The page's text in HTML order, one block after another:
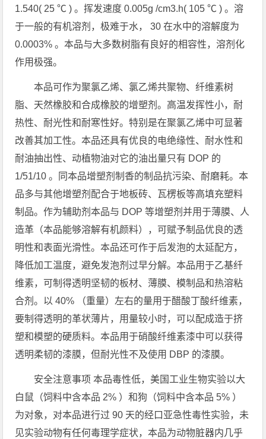
1.540( 25 ℃ ) 。挥发速度 0.005g /cm3.h( 105 ℃ ) 。溶
于一般的有机溶剂，极难于水， 30 在水中的溶解度为
0.0003% 。本品与大多数树脂有良好的相容性，溶剂化
作用极强。
本品可作为聚氯乙烯、氯乙烯共聚物、纤维素树
脂、天然橡胶和合成橡胶的增塑剂。高温发挥性小，耐
热性、耐光性和耐寒性好。特别是在聚氯乙烯中可显著
改善其加工性。本品还具有优良的电绝缘性、耐水性和
耐油抽出性、动植物油对它的油出量只有 DOP 的
1/51/10 。同本品增塑剂制香的制品抗污染、耐磨耗。本
品多与其他增塑剂配合于地板砖、瓦楞板等高填充塑料
制品。作为辅助剂本品与 DOP 等增塑剂并用于薄膜、人
造革（本品能够溶解有机颜料），可赋予制品优良的透
明性和表面光滑性。本品还可作于后发泡的太延配方，
降低加工温度，避免发泡剂过早分解。本品用于乙基纤
维素，可制得透明坚韧的板材、薄膜、模制品和热溶粘
合剂。以 40% （重量）左右的量用于醋酸丁酸纤维素，
要制得透明的革状薄片，用量较小时，可以配成造于挤
塑和模塑的硬质料。本品用于硝酸纤维素漆中可以获得
透明柔韧的漆膜，但耐光性不及使用 DBP 的漆膜。
安全注意事项 本品毒性低，美国工业生物实验以大
白鼠（饲料中含本品 2% ）和狗（饲料中含本品 5% ）
为对象，对本品进行过 90 天的经口亚急性毒性实验，未
见实验动物有任何毒理学症状，本品为动物脏器内几乎